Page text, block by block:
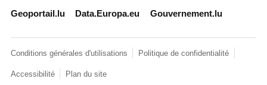
Geoportail.lu Data.Europa.eu Gouvernement.lu
Conditions générales d'utilisations Politique de confidentialité
Accessibilité Plan du site